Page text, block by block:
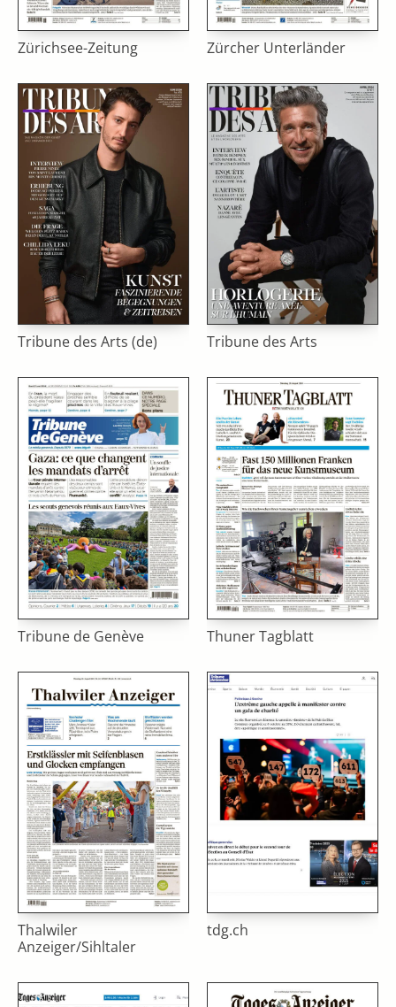
Zürichsee-Zeitung Zürcher Unterländer
Tribune des Arts (de) Tribune des Arts
Tribune de Genève Thuner Tagblatt
Thalwiler
Anzeiger/Sihltaler
tdg.ch